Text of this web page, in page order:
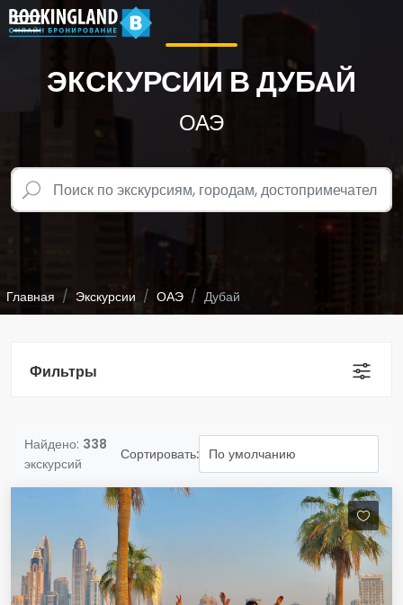
ЭКСКУРСИИ В ДУБАЙ
ОАЭ
Главная Экскурсии ОАЭ Дубай
Фильтры
Найдено: 338
экскурсий
Сортировать: